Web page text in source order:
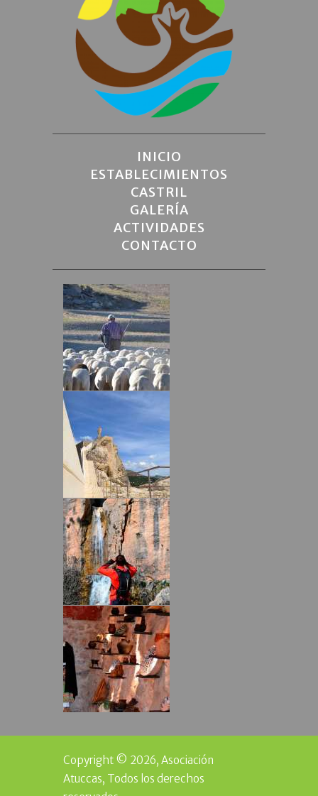
INICIO
ESTABLECIMIENTOS
CASTRIL
GALERÍA
ACTIVIDADES
CONTACTO
Copyright © 2026, Asociación
Atuccas, Todos los derechos